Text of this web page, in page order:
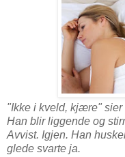
"Ikke i kveld, kjære" sier
Han blir liggende og
Avvist. Igjen. Han
glede svarte ja.